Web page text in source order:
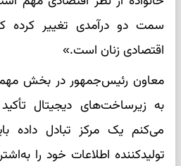
سمت دو درآمدی تغییر کرده
اقتصادی زنان است.»
معاون رئیس‌جمهور در بخش
به زیرساخت‌های دیجیتال
می‌کنم یک مرکز تبادل داده